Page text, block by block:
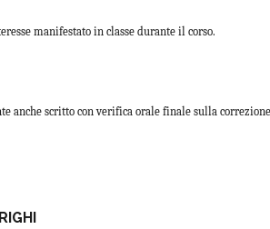
manifestato in classe durante il corso.
anche scritto con verifica orale finale sulla